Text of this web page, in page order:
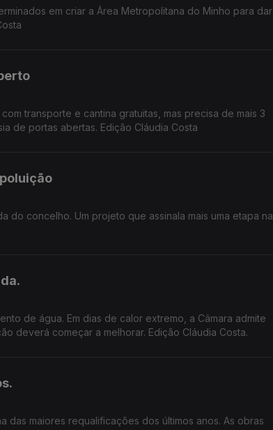
em criar a Área Metropolitana do Minho para dar
transporte e cantina gratuitas, mas precisa de mais 3
de portas abertas. Edição Cláudia Costa
do concelho. Um projeto que assinala mais uma etapa na
de água. Em dias de calor extremo, a Câmara admite
deverá começar a melhorar. Edição Cláudia Costa.
maiores requalificações dos últimos anos. As obras